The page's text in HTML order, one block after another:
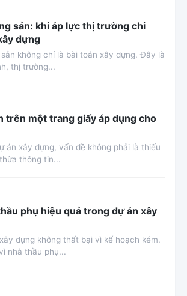
sản: khi áp lực thị trường chi
dựng
không chỉ là bài toán xây dựng. Đây là
thị trường...
trên một trang giấy áp dụng cho
án xây dựng, vấn đề không phải là thiếu
thông tin...
phụ hiệu quả trong dự án xây
dựng không thất bại vì kế hoạch kém.
nhà thầu phụ...